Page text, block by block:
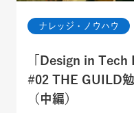
ナレッジ・ノウハウ
「Design in Tech
#02 THE GUILD
（中編）